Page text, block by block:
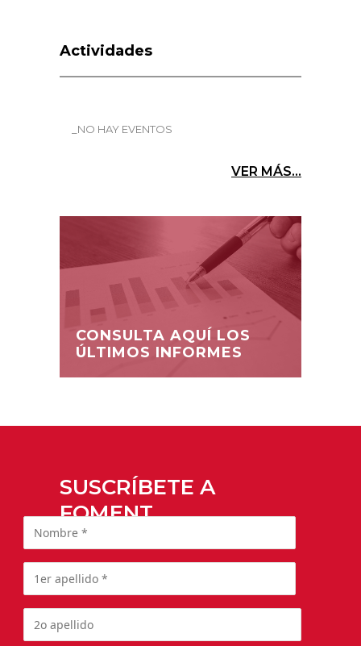
Actividades
_NO HAY EVENTOS
VER MÁS...
CONSULTA AQUÍ LOS
ÚLTIMOS INFORMES
SUSCRÍBETE A
FOMENT